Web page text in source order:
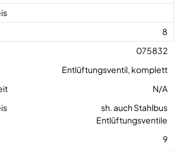
8
075832
Entlüftungsventil, komplett
N/A
sh. auch Stahlbus
Entlüftungsventile
9